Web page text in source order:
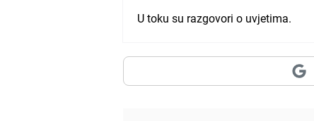
U toku su razgovori o uvjetima.